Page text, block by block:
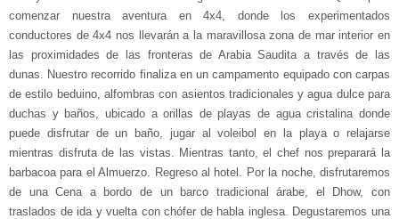
comenzar nuestra aventura en 4x4, donde los experimentados
conductores de 4x4 nos llevarán a la maravillosa zona de mar interior en
las proximidades de las fronteras de Arabia Saudita a través de las
dunas. Nuestro recorrido finaliza en un campamento equipado con carpas
de estilo beduino, alfombras con asientos tradicionales y agua dulce para
duchas y baños, ubicado a orillas de playas de agua cristalina donde
puede disfrutar de un baño, jugar al voleibol en la playa o relajarse
mientras disfruta de las vistas. Mientras tanto, el chef nos preparará la
barbacoa para el Almuerzo. Regreso al hotel. Por la noche, disfrutaremos
de una Cena a bordo de un barco tradicional árabe, el Dhow, con
traslados de ida y vuelta con chófer de habla inglesa. Degustaremos una